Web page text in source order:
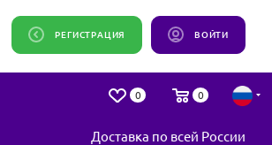
ВОЙТИ
РЕГИСТРАЦИЯ
0 0
Доставка по всей России